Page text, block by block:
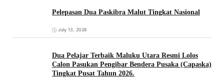
Pelepasan Dua Paskibra Malut Tingkat Nasional
July 13, 2026
Dua Pelajar Terbaik Maluku Utara Resmi Lolos
Calon Pasukan Pengibar Bendera Pusaka (Capaska)
Tingkat Pusat Tahun 2026.